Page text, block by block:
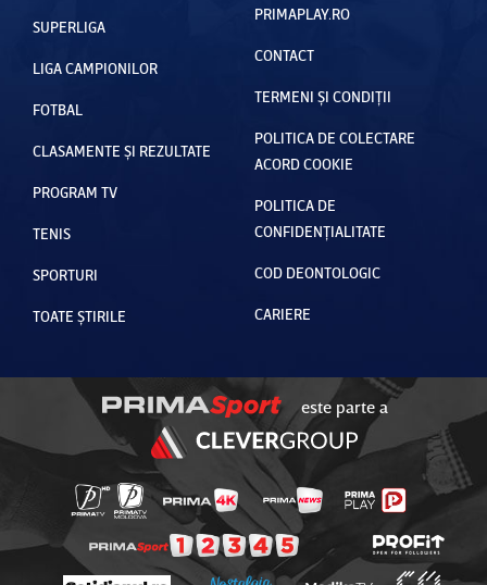
SUPERLIGA
LIGA CAMPIONILOR
FOTBAL
CLASAMENTE ȘI REZULTATE
PROGRAM TV
TENIS
SPORTURI
TOATE ȘTIRILE
PRIMAPLAY.RO
CONTACT
TERMENI ȘI CONDIȚII
POLITICA DE COLECTARE
ACORD COOKIE
POLITICA DE
CONFIDENȚIALITATE
COD DEONTOLOGIC
CARIERE
este parte a